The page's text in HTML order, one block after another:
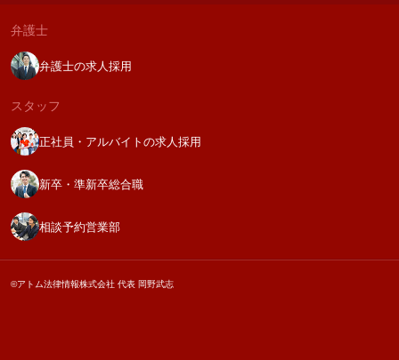
弁護士
弁護士の求人採用
スタッフ
正社員・アルバイトの求人採用
新卒・準新卒総合職
相談予約営業部
©アトム法律情報株式会社 代表 岡野武志